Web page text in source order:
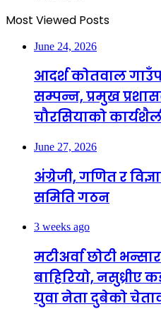
Most Viewed Posts
June 24, 2026
आदर्श कोतवाल
सम्पन्न, प्रमुख
चौरसियाको
June 27, 2026
अंग्रेजी, गणित र
समिति गठन
3 weeks ago
मटीअर्वा छोटी
बाहिरियो, नसुध्रीए
युवा नेता दुबेको